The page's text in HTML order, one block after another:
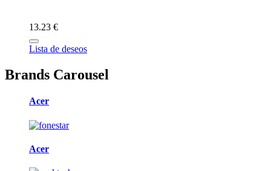
13.23 €
Lista de deseos
Brands Carousel
Acer
Acer